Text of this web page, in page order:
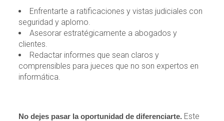
Enfrentarte a ratificaciones y vistas judiciales con
seguridad y aplomo.
Asesorar estratégicamente a abogados y
clientes.
Redactar informes que sean claros y
comprensibles para jueces que no son expertos en
informática.
No dejes pasar la oportunidad de diferenciarte. Este